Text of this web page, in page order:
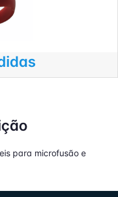
para microfusão e